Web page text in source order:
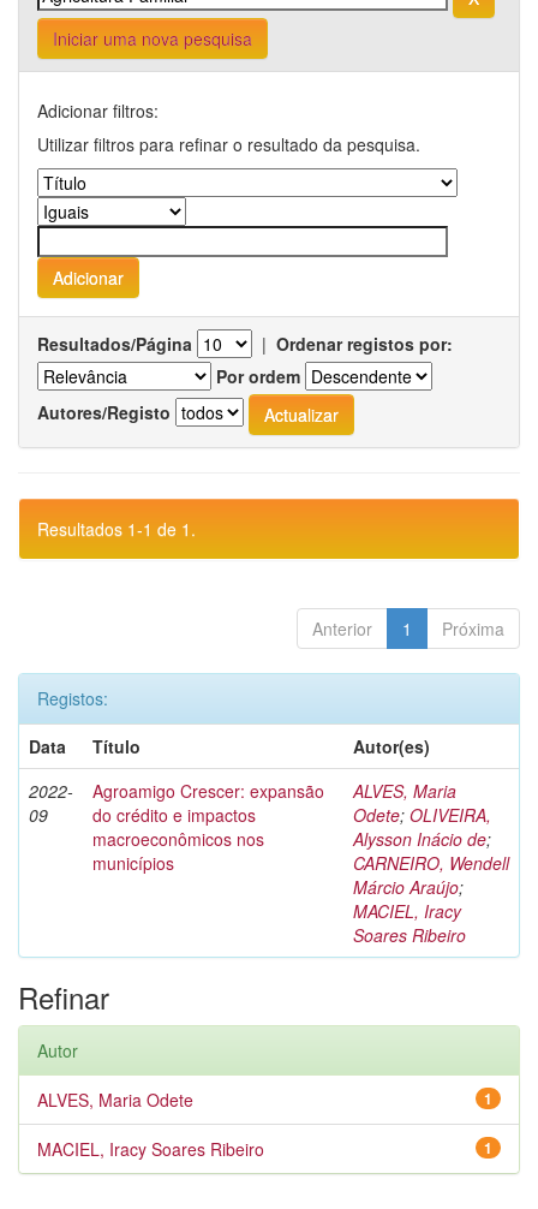
Iniciar uma nova pesquisa
Adicionar filtros:
Utilizar filtros para refinar o resultado da pesquisa.
Resultados/Página | Ordenar registos por:
Por ordem
Autores/Registo
Resultados 1-1 de 1.
Anterior 1 Próxima
Registos:
Data
Título
Autor(es)
2022-
09
Agroamigo Crescer: expansão
do crédito e impactos
macroeconômicos nos
municípios
ALVES, Maria
Odete; OLIVEIRA,
Alysson Inácio de;
CARNEIRO, Wendell
Márcio Araújo;
MACIEL, Iracy
Soares Ribeiro
Refinar
Autor
1
ALVES, Maria Odete
1
MACIEL, Iracy Soares Ribeiro